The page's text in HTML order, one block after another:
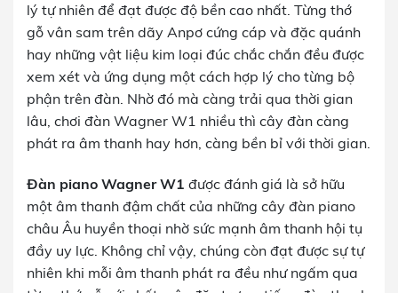
lý tự nhiên để đạt được độ bền cao nhất. Từng thớ
gỗ vân sam trên dãy Anpơ cứng cáp và đặc quánh
hay những vật liệu kim loại đúc chắc chắn đều được
xem xét và ứng dụng một cách hợp lý cho từng bộ
phận trên đàn. Nhờ đó mà càng trải qua thời gian
lâu, chơi đàn Wagner W1 nhiều thì cây đàn càng
phát ra âm thanh hay hơn, càng bền bỉ với thời gian.
Đàn piano Wagner W1 được đánh giá là sở hữu
một âm thanh đậm chất của những cây đàn piano
châu Âu huyền thoại nhờ sức mạnh âm thanh hội tụ
đầy uy lực. Không chỉ vậy, chúng còn đạt được sự tự
nhiên khi mỗi âm thanh phát ra đều như ngấm qua